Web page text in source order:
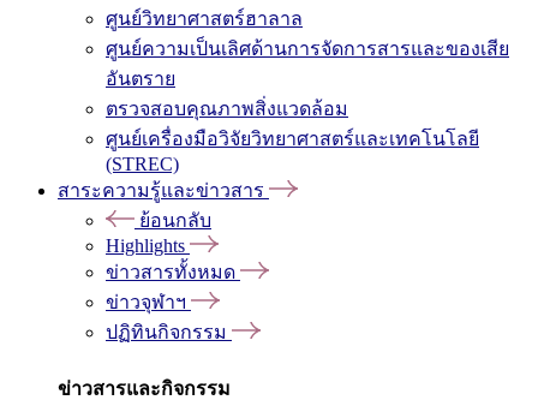
ศูนย์วิทยาศาสตร์ฮาลาล
ศูนย์ความเป็นเลิศด้านการจัดการสารและของเสีย
อันตราย
ตรวจสอบคุณภาพสิ่งแวดล้อม
ศูนย์เครื่องมือวิจัยวิทยาศาสตร์และเทคโนโลยี
(STREC)
สาระความรู้และข่าวสาร
ย้อนกลับ
Highlights
ข่าวสารทั้งหมด
ข่าวจุฬาฯ
ปฏิทินกิจกรรม
ข่าวสารและกิจกรรม